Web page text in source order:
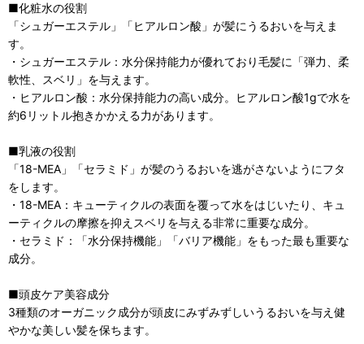
■化粧水の役割
「シュガーエステル」「ヒアルロン酸」が髪にうるおいを与えま
す。
・シュガーエステル：水分保持能力が優れており毛髪に「弾力、柔
軟性、スベリ」を与えます。
・ヒアルロン酸：水分保持能力の高い成分。ヒアルロン酸1gで水を
約6リットル抱きかかえる力があります。
■乳液の役割
「18-MEA」「セラミド」が髪のうるおいを逃がさないようにフタ
をします。
・18-MEA：キューティクルの表面を覆って水をはじいたり、キュ
ーティクルの摩擦を抑えスベリを与える非常に重要な成分。
・セラミド：「水分保持機能」「バリア機能」をもった最も重要な
成分。
■頭皮ケア美容成分
3種類のオーガニック成分が頭皮にみずみずしいうるおいを与え健
やかな美しい髪を保ちます。